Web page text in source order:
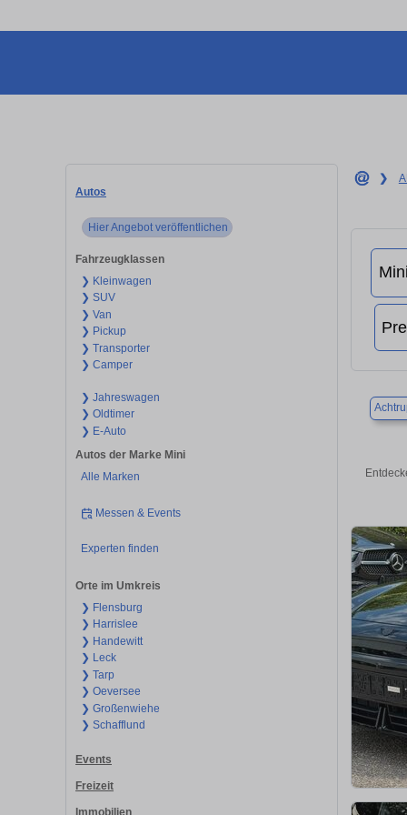
Autos
Hier Angebot veröffentlichen
Fahrzeugklassen
❯ Kleinwagen
❯ SUV
❯ Van
❯ Pickup
❯ Transporter
❯ Camper
❯ Jahreswagen
❯ Oldtimer
❯ E-Auto
Autos der Marke Mini
Alle Marken
Messen & Events
Experten finden
Orte im Umkreis
❯ Flensburg
❯ Harrislee
❯ Handewitt
❯ Leck
❯ Tarp
❯ Oeversee
❯ Großenwiehe
❯ Schafflund
Events
Freizeit
Immobilien
❯